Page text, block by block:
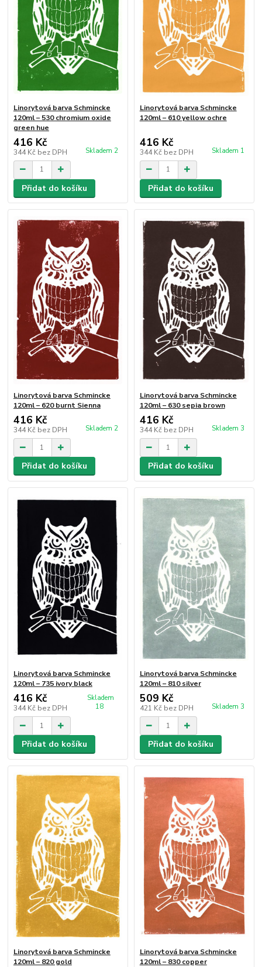
Linorytová barva Schmincke
120ml – 530 chromium oxide
green hue
416 Kč
344 Kč bez DPH Skladem 2
Přidat do košíku
Linorytová barva Schmincke
120ml – 610 yellow ochre
416 Kč
344 Kč bez DPH Skladem 1
Přidat do košíku
Linorytová barva Schmincke
120ml – 620 burnt Sienna
416 Kč
344 Kč bez DPH Skladem 2
Přidat do košíku
Linorytová barva Schmincke
120ml – 630 sepia brown
416 Kč
344 Kč bez DPH Skladem 3
Přidat do košíku
Linorytová barva Schmincke
120ml – 735 ivory black
416 Kč
344 Kč bez DPH
Skladem
18
Přidat do košíku
Linorytová barva Schmincke
120ml – 810 silver
509 Kč
421 Kč bez DPH Skladem 3
Přidat do košíku
Linorytová barva Schmincke
120ml – 820 gold
Linorytová barva Schmincke
120ml – 830 copper